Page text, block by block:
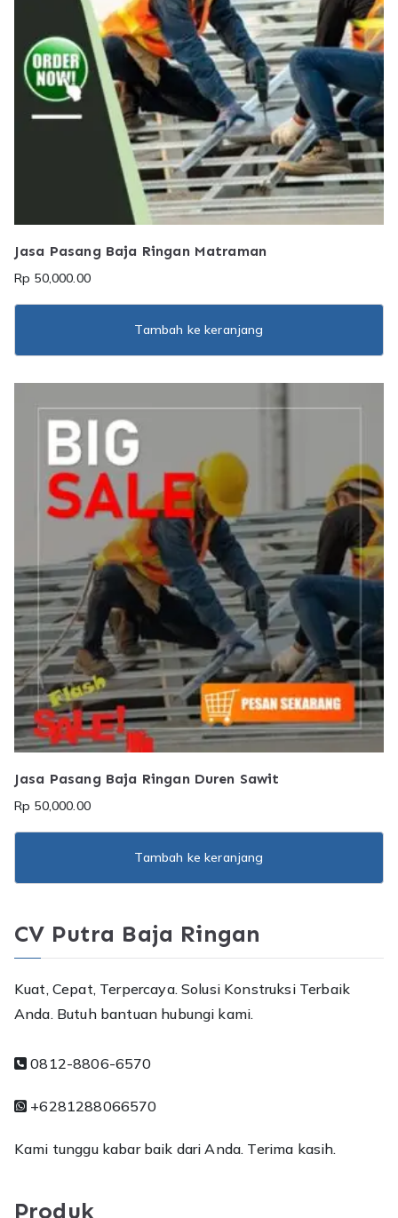
Jasa Pasang Baja Ringan Matraman
Rp 50,000.00
Tambah ke keranjang
Jasa Pasang Baja Ringan Duren Sawit
Rp 50,000.00
Tambah ke keranjang
CV Putra Baja Ringan
Kuat, Cepat, Terpercaya. Solusi Konstruksi Terbaik
Anda. Butuh bantuan hubungi kami.
0812-8806-6570
+6281288066570
Kami tunggu kabar baik dari Anda. Terima kasih.
Produk